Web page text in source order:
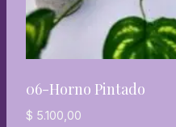
06-Horno Pintado
$ 5.100,00